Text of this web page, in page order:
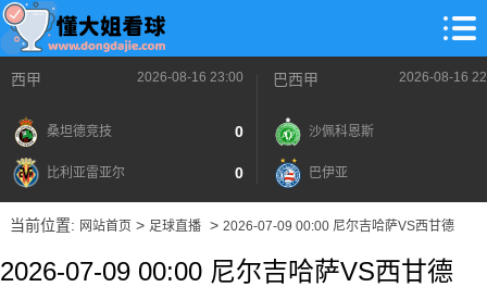
西甲 2026-08-16 23:00
桑坦德竞技 0
比利亚雷亚尔 0
巴西甲 2026-08-16
沙佩科恩斯
巴伊亚
当前位置: 网站首页> 足球直播> 2026-07-09 00:00 尼尔吉哈萨VS西甘德
2026-07-09 00:00 尼尔吉哈萨VS西甘德